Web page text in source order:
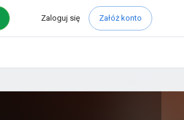
Zaloguj się Załóż konto